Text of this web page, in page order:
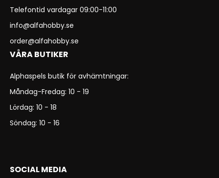
Telefontid vardagar 09:00-11:00
info@alfahobby.se
order@alfahobby.se
VÅRA BUTIKER
Alphaspels butik för avhämtningar:
Måndag-Fredag: 10 - 19
Lördag: 10 - 18
Söndag: 10 - 16
SOCIAL MEDIA